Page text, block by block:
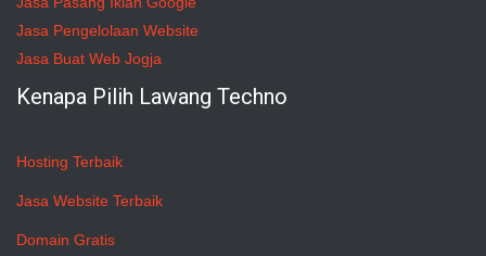
Jasa Pengelolaan Website
Jasa Buat Web Jogja
Kenapa Pilih Lawang Techno
Hosting Terbaik
Jasa Website Terbaik
Domain Gratis